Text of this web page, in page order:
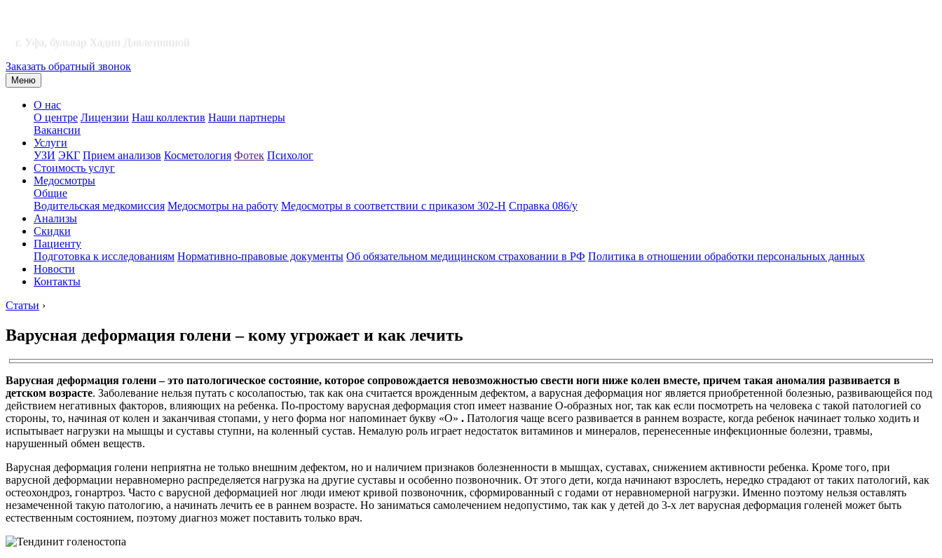
г. Уфа, бульвар Хадии Давлетшиной
Заказать обратный звонок
Меню
О нас
О центре Лицензии Наш коллектив Наши партнеры
Вакансии
Услуги
УЗИ ЭКГ Прием анализов Косметология Фотек Психолог
Стоимость услуг
Медосмотры
Общие
Водительская медкомиссия Медосмотры на работу Медосмотры в соответствии с приказом 302-Н Справка 086/у
Анализы
Скидки
Пациенту
Подготовка к исследованиям Нормативно-правовые документы Об обязательном медицинском страховании в РФ Политика в отношении обработки персональных данных
Новости
Контакты
Статьи ›
Варусная деформация голени – кому угрожает и как лечить
Варусная деформация голени – это патологическое состояние, которое сопровождается невозможностью свести ноги ниже колен вместе, причем такая аномалия развивается в
детском возрасте. Заболевание нельзя путать с косолапостью, так как она считается врожденным дефектом, а варусная деформация ног является приобретенной болезнью, развивающейся под
действием негативных факторов, влияющих на ребенка. По-простому варусная деформация стоп имеет название О-образных ног, так как если посмотреть на человека с такой патологией со
стороны, то, начиная от колен и заканчивая стопами, у него форма ног напоминает букву «О» . Патология чаще всего развивается в раннем возрасте, когда ребенок начинает только ходить и
испытывает нагрузки на мышцы и суставы ступни, на коленный сустав. Немалую роль играет недостаток витаминов и минералов, перенесенные инфекционные болезни, травмы,
нарушенный обмен веществ.
Варусная деформация голени неприятна не только внешним дефектом, но и наличием признаков болезненности в мышцах, суставах, снижением активности ребенка. Кроме того, при
варусной деформации неравномерно распределяется нагрузка на другие суставы и особенно позвоночник. От этого дети, когда начинают взрослеть, нередко страдают от таких патологий, как
остеохондроз, гонартроз. Часто с варусной деформацией ног люди имеют кривой позвоночник, сформированный с годами от неравномерной нагрузки. Именно поэтому нельзя оставлять
незамеченной такую патологию, а начинать лечить ее в раннем возрасте. Но заниматься самолечением недопустимо, так как у детей до 3-х лет варусная деформация голеней может быть
естественным состоянием, поэтому диагноз может поставить только врач.